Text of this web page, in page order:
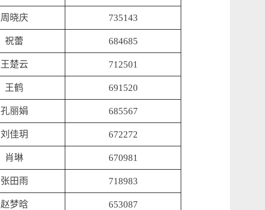
周晓庆 735143
祝蕾 684685
王楚云 712501
王鹤 691520
孔丽娟 685567
刘佳玥 672272
肖琳 670981
张田雨 718983
赵梦晗 653087